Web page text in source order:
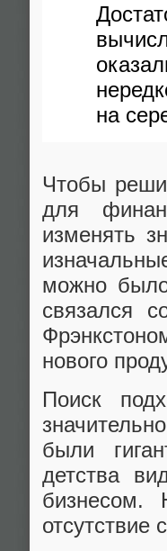
на
Чтобы
для
изменять
можно
связался
нового
Поиск
были
детства
отсутствие